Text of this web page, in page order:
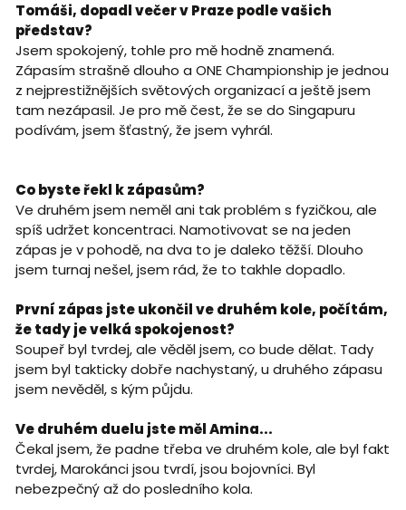
Tomáši, dopadl večer v Praze podle vašich
představ?
Jsem spokojený, tohle pro mě hodně znamená.
Zápasím strašně dlouho a ONE Championship je jednou
z nejprestižnějších světových organizací a ještě jsem
tam nezápasil. Je pro mě čest, že se do Singapuru
podívám, jsem šťastný, že jsem vyhrál.
Co byste řekl k zápasům?
Ve druhém jsem neměl ani tak problém s fyzičkou, ale
spíš udržet koncentraci. Namotivovat se na jeden
zápas je v pohodě, na dva to je daleko těžší. Dlouho
jsem turnaj nešel, jsem rád, že to takhle dopadlo.
První zápas jste ukončil ve druhém kole, počítám,
že tady je velká spokojenost?
Soupeř byl tvrdej, ale věděl jsem, co bude dělat. Tady
jsem byl takticky dobře nachystaný, u druhého zápasu
jsem nevěděl, s kým půjdu.
Ve druhém duelu jste měl Amina...
Čekal jsem, že padne třeba ve druhém kole, ale byl fakt
tvrdej, Marokánci jsou tvrdí, jsou bojovníci. Byl
nebezpečný až do posledního kola.